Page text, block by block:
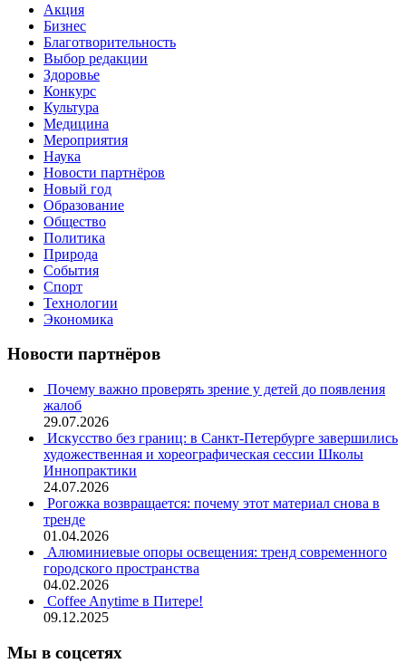
Акция
Бизнес
Благотворительность
Выбор редакции
Здоровье
Конкурс
Культура
Медицина
Мероприятия
Наука
Новости партнёров
Новый год
Образование
Общество
Политика
Природа
События
Спорт
Технологии
Экономика
Новости партнёров
Почему важно проверять зрение у детей до появления
жалоб
29.07.2026
Искусство без границ: в Санкт-Петербурге завершились
художественная и хореографическая сессии Школы
Иннопрактики
24.07.2026
Рогожка возвращается: почему этот материал снова в
тренде
01.04.2026
Алюминиевые опоры освещения: тренд современного
городского пространства
04.02.2026
Coffee Anytime в Питере!
09.12.2025
Мы в соцсетях